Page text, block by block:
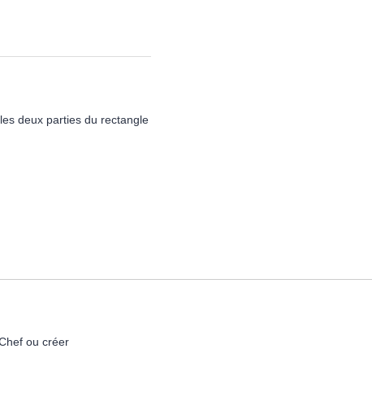
deux parties du rectangle
ou créer